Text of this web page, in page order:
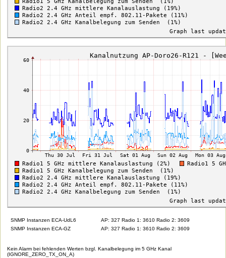
SNMP Instanzen ECA-UdL6
AP: 327 Radio 1: 3610 Radio 2: 3609
SNMP Instanzen ECA-GZ
AP: 327 Radio 1: 3610 Radio 2: 3609
Kein Alarm bei fehlenden Werten bzgl. Kanalbelegung im 5 GHz Kanal
(IGNORE_ZERO_TX_ON_A)